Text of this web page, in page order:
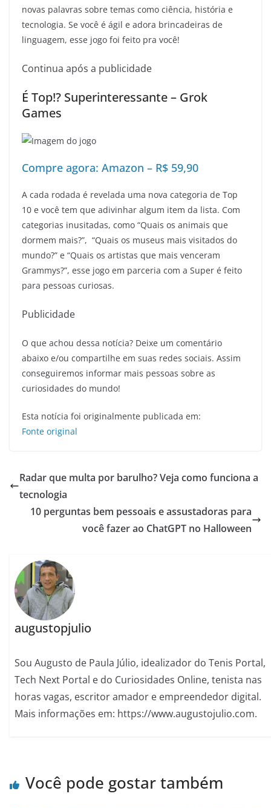
novas palavras sobre temas como ciência, história e
tecnologia. Se você é ágil e adora brincadeiras de
linguagem, esse jogo foi feito pra você!
Continua após a publicidade
É Top!? Superinteressante – Grok
Games
Compre agora: Amazon – R$ 59,90
A cada rodada é revelada uma nova categoria de Top
10 e você tem que adivinhar algum item da lista. Com
categorias inusitadas, como “Quais os animais que
dormem mais?”, “Quais os museus mais visitados do
mundo?” e “Quais os artistas que mais venceram
Grammys?”, esse jogo em parceria com a Super é feito
para pessoas curiosas.
Publicidade
O que achou dessa notícia? Deixe um comentário
abaixo e/ou compartilhe em suas redes sociais. Assim
conseguiremos informar mais pessoas sobre as
curiosidades do mundo!
Esta notícia foi originalmente publicada em:
Fonte original
Radar que multa por barulho? Veja como funciona a
tecnologia
10 perguntas bem pessoais e assustadoras para
você fazer ao ChatGPT no Halloween
augustopjulio
Sou Augusto de Paula Júlio, idealizador do Tenis Portal,
Tech Next Portal e do Curiosidades Online, tenista nas
horas vagas, escritor amador e empreendedor digital.
Mais informações em: https://www.augustojulio.com.
Você pode gostar também